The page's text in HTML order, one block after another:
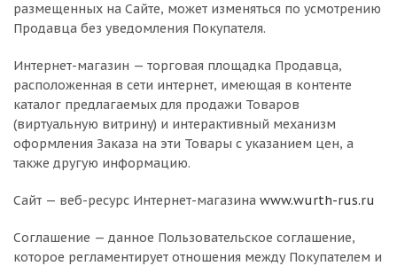
размещенных на Сайте, может изменяться по усмотрению
Продавца без уведомления Покупателя.
Интернет-магазин — торговая площадка Продавца,
расположенная в сети интернет, имеющая в контенте
каталог предлагаемых для продажи Товаров
(виртуальную витрину) и интерактивный механизм
оформления Заказа на эти Товары с указанием цен, а
также другую информацию.
Сайт — веб-ресурс Интернет-магазина www.wurth-rus.ru
Соглашение — данное Пользовательское соглашение,
которое регламентирует отношения между Покупателем и